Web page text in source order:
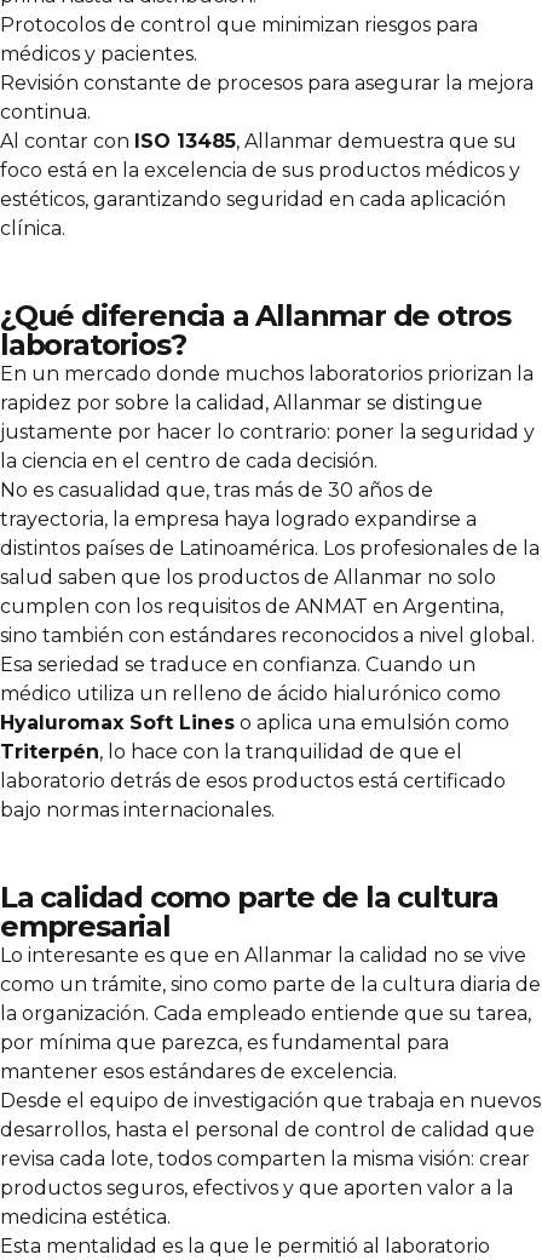
Protocolos de control que minimizan riesgos para
médicos y pacientes.
Revisión constante de procesos para asegurar la mejora
continua.
Al contar con ISO 13485, Allanmar demuestra que su
foco está en la excelencia de sus productos médicos y
estéticos, garantizando seguridad en cada aplicación
clínica.
¿Qué diferencia a Allanmar de otros
laboratorios?
En un mercado donde muchos laboratorios priorizan la
rapidez por sobre la calidad, Allanmar se distingue
justamente por hacer lo contrario: poner la seguridad y
la ciencia en el centro de cada decisión.
No es casualidad que, tras más de 30 años de
trayectoria, la empresa haya logrado expandirse a
distintos países de Latinoamérica. Los profesionales de la
salud saben que los productos de Allanmar no solo
cumplen con los requisitos de ANMAT en Argentina,
sino también con estándares reconocidos a nivel global.
Esa seriedad se traduce en confianza. Cuando un
médico utiliza un relleno de ácido hialurónico como
Hyaluromax Soft Lines o aplica una emulsión como
Triterpén, lo hace con la tranquilidad de que el
laboratorio detrás de esos productos está certificado
bajo normas internacionales.
La calidad como parte de la cultura
empresarial
Lo interesante es que en Allanmar la calidad no se vive
como un trámite, sino como parte de la cultura diaria de
la organización. Cada empleado entiende que su tarea,
por mínima que parezca, es fundamental para
mantener esos estándares de excelencia.
Desde el equipo de investigación que trabaja en nuevos
desarrollos, hasta el personal de control de calidad que
revisa cada lote, todos comparten la misma visión: crear
productos seguros, efectivos y que aporten valor a la
medicina estética.
Esta mentalidad es la que le permitió al laboratorio